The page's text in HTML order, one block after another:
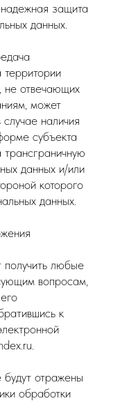
защита
данных.
не отвечающих
может
наличия
субъекта
данных и/или
которого
данных.
получить любые
вопросам,
к
отражены
обработки